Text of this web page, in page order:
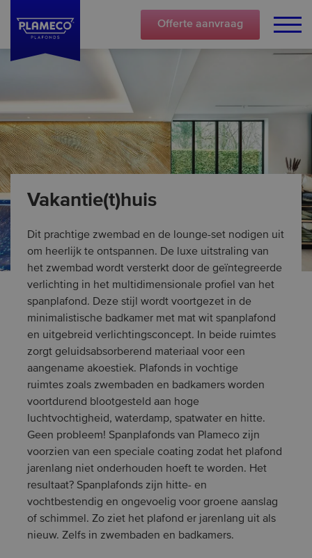
Offerte aanvraag
Vakantie(t)huis
Dit prachtige zwembad en de lounge-set nodigen uit
om heerlijk te ontspannen. De luxe uitstraling van
het zwembad wordt versterkt door de geïntegreerde
verlichting in het multidimensionale profiel van het
spanplafond. Deze stijl wordt voortgezet in de
minimalistische badkamer met mat wit spanplafond
en uitgebreid verlichtingsconcept. In beide ruimtes
zorgt geluidsabsorberend materiaal voor een
aangename akoestiek. Plafonds in vochtige
ruimtes zoals zwembaden en badkamers worden
voortdurend blootgesteld aan hoge
luchtvochtigheid, waterdamp, spatwater en hitte.
Geen probleem! Spanplafonds van Plameco zijn
voorzien van een speciale coating zodat het plafond
jarenlang niet onderhouden hoeft te worden. Het
resultaat? Spanplafonds zijn hitte- en
vochtbestendig en ongevoelig voor groene aanslag
of schimmel. Zo ziet het plafond er jarenlang uit als
nieuw. Zelfs in zwembaden en badkamers.